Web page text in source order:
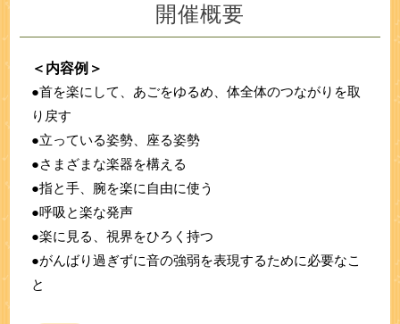
開催概要
＜内容例＞
●首を楽にして、あごをゆるめ、体全体のつながりを取
り戻す
●立っている姿勢、座る姿勢
●さまざまな楽器を構える
●指と手、腕を楽に自由に使う
●呼吸と楽な発声
●楽に見る、視界をひろく持つ
●がんばり過ぎずに音の強弱を表現するために必要なこ
と